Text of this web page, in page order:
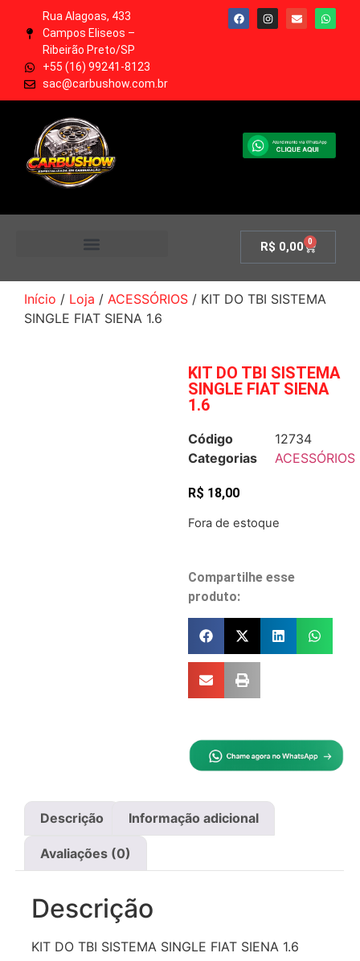
Rua Alagoas, 433
Campos Eliseos –
Ribeirão Preto/SP
+55 (16) 99241-8123
sac@carbushow.com.br
R$ 0,00 0
Início / Loja / ACESSÓRIOS / KIT DO TBI SISTEMA
SINGLE FIAT SIENA 1.6
KIT DO TBI SISTEMA
SINGLE FIAT SIENA
1.6
Código
12734
Categorias
ACESSÓRIOS
R$ 18,00
Fora de estoque
Compartilhe esse
produto:
Descrição Informação adicional
Avaliações (0)
Descrição
KIT DO TBI SISTEMA SINGLE FIAT SIENA 1.6